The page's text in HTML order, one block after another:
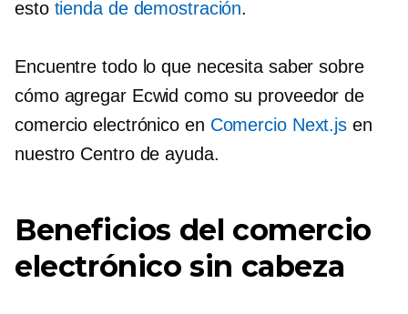
esto tienda de demostración.
Encuentre todo lo que necesita saber sobre
cómo agregar Ecwid como su proveedor de
comercio electrónico en Comercio Next.js en
nuestro Centro de ayuda.
Beneficios del comercio
electrónico sin cabeza